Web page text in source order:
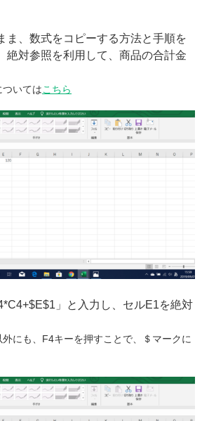
ま、数式をコピーする方法と手順を
絶対参照を利用して、商品の合計金
いてはこちら
」と入力し、セルE1を絶対
にも、F4キーを押すことで、＄マークに